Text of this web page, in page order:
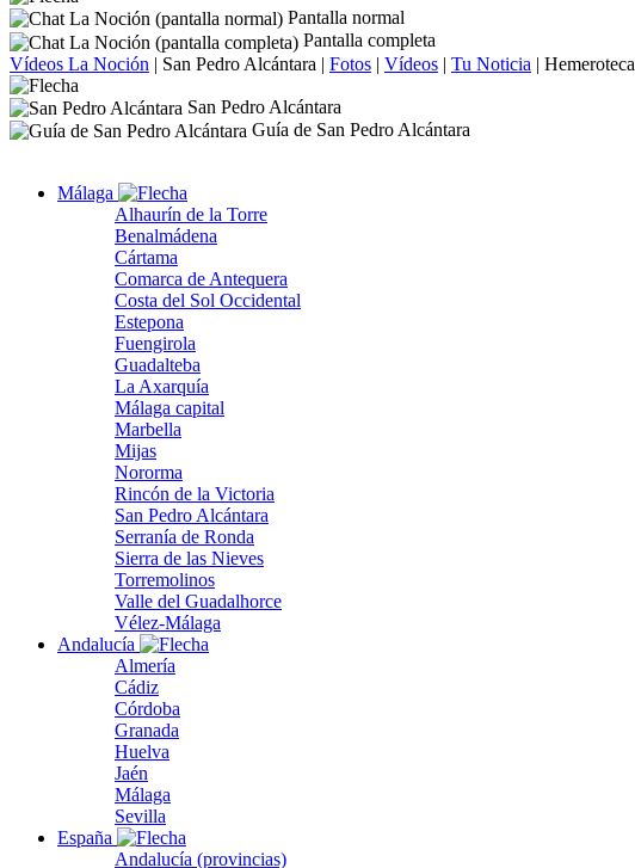
Pantalla normal
Pantalla completa
Vídeos La Noción | San Pedro Alcántara | Fotos | Vídeos | Tu Noticia | Hemeroteca
San Pedro Alcántara
Guía de San Pedro Alcántara
Málaga
Alhaurín de la Torre
Benalmádena
Cártama
Comarca de Antequera
Costa del Sol Occidental
Estepona
Fuengirola
Guadalteba
La Axarquía
Málaga capital
Marbella
Mijas
Nororma
Rincón de la Victoria
San Pedro Alcántara
Serranía de Ronda
Sierra de las Nieves
Torremolinos
Valle del Guadalhorce
Vélez-Málaga
Andalucía
Almería
Cádiz
Córdoba
Granada
Huelva
Jaén
Málaga
Sevilla
España
Andalucía (provincias)